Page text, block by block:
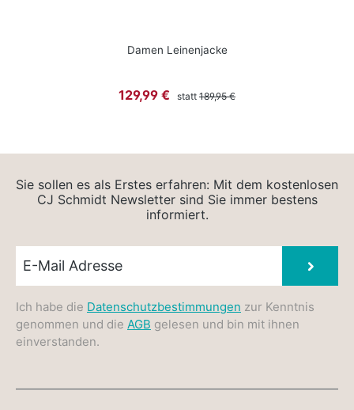
Damen Leinenjacke
Verkaufspreis:
129,99 € statt Regulärer Preis:
189,95 €
Sie sollen es als Erstes erfahren: Mit dem kostenlosen
CJ Schmidt Newsletter sind Sie immer bestens
informiert.
Ich habe die Datenschutzbestimmungen zur Kenntnis
genommen und die AGB gelesen und bin mit ihnen
einverstanden.